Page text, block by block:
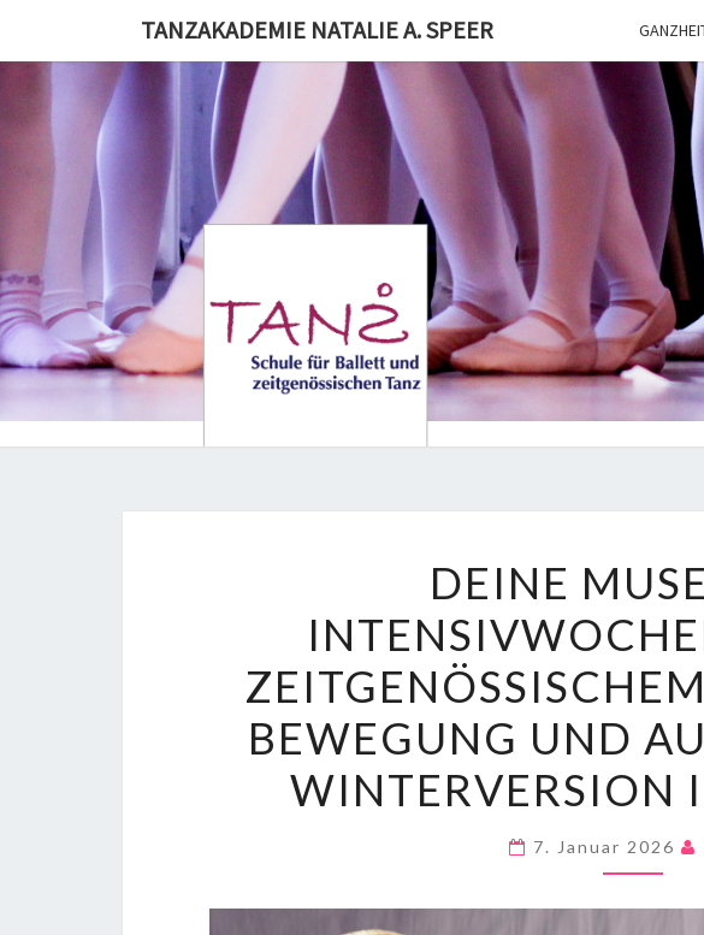
TANZAKADEMIE NATALIE A. SPEER
MUSE
–
EIN
MIT
TANZ,
UND
DEINE
BEWEGUNG UND
WINTERVERSION
7. Januar 2026